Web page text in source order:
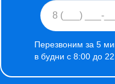
Перезвоним за 5
в будни с 8:00 до